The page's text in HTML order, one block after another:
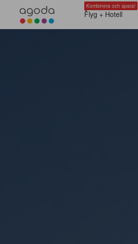
Kombinera och spara!
Flyg + Hotell